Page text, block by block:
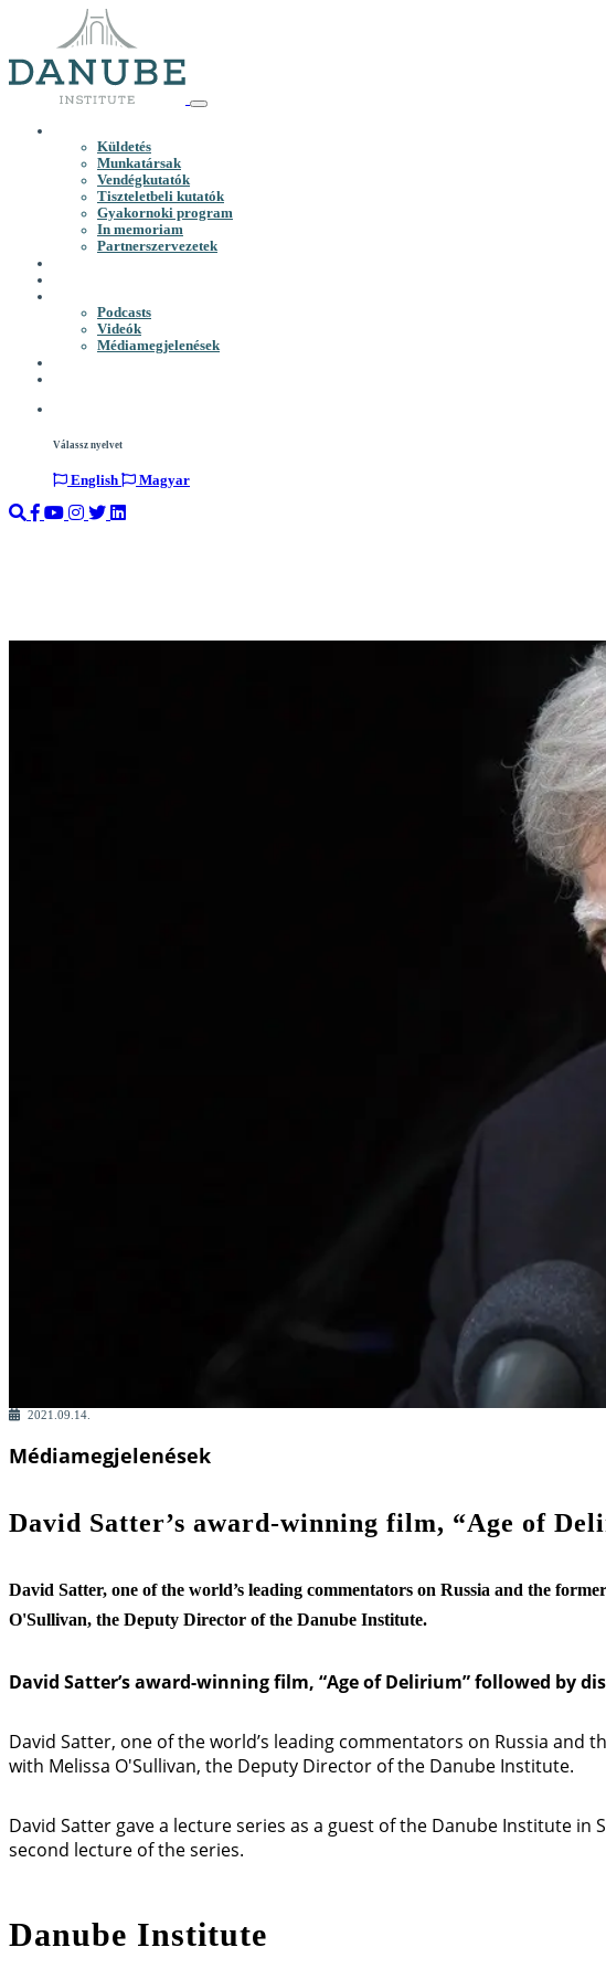
Küldetés
Munkatársak
Vendégkutatók
Tiszteletbeli kutatók
Gyakornoki program
In memoriam
Partnerszervezetek
Podcasts
Videók
Médiamegjelenések
Válassz nyelvet
English Magyar
2021.09.14.
Médiamegjelenések
David Satter’s award-winning film, “Age of
David Satter, one of the world’s leading commentators on Russia and the
O'Sullivan, the Deputy Director of the Danube Institute.
David Satter’s award-winning film, “Age of Delirium” followed by
David Satter, one of the world’s leading commentators on Russia
with Melissa O'Sullivan, the Deputy Director of the Danube Institute.
David Satter gave a lecture series as a guest of the Danube Institute in
second lecture of the series.
Danube Institute